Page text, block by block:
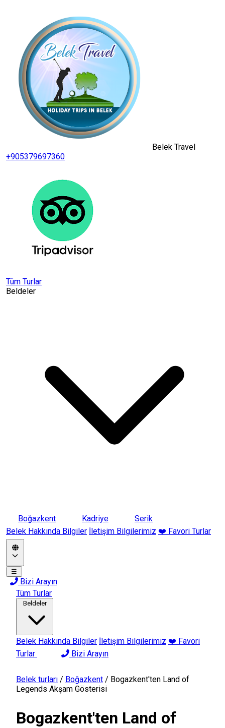
Belek Travel
+905379697360
Tüm Turlar
Beldeler
Boğazkent Kadriye
Serik
Belek Hakkında Bilgiler İletişim Bilgilerimiz ❤️ Favori Turlar
☰
Bizi Arayın
Tüm Turlar
Beldeler
Belek Hakkında Bilgiler İletişim Bilgilerimiz ❤️ Favori
Turlar
Bizi Arayın
Belek turları / Boğazkent / Bogazkent'ten Land of
Legends Akşam Gösterisi
Bogazkent'ten Land of